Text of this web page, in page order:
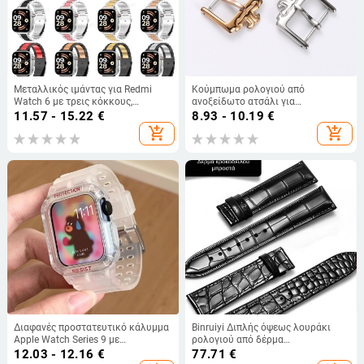
Μεταλλικός ιμάντας για Redmi
Watch 6 με τρεις κόκκους,
ανοξείδωτος, κούμπωμα με διπλό
11.57 - 15.22 €
add_shopping_cart
Κούμπωμα ρολογιού από
ανοξείδωτο ατσάλι για
δερμάτινο.lουρί — συμβατό με
8.93 - 10.19 €
add_shopping_cart
Διαφανές προστατευτικό κάλυμμα
Apple Watch Series 9 με
ενσωματωμένο λουράκι
12.03 - 12.16 €
Binruiyi Διπλής όψεως λουράκι
ρολογιού από δέρμα
κροκοδειλιού, γνήσιο δέρμα
77.71 €